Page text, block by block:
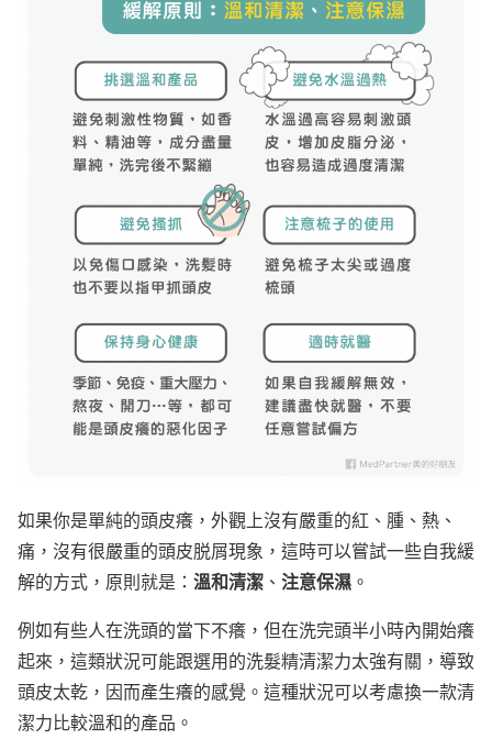
如果你是單純的頭皮癢，外觀上沒有嚴重的紅、腫、熱、
痛，沒有很嚴重的頭皮脱屑現象，這時可以嘗試一些自我緩
解的方式，原則就是： 溫和清潔 、 注意保濕 。
例如有些人在洗頭的當下不癢，但在洗完頭半小時內開始癢
起來，這類狀況可能跟選用的洗髮精清潔力太強有關，導致
頭皮太乾，因而產生癢的感覺。這種狀況可以考慮換一款清
潔力比較溫和的產品。